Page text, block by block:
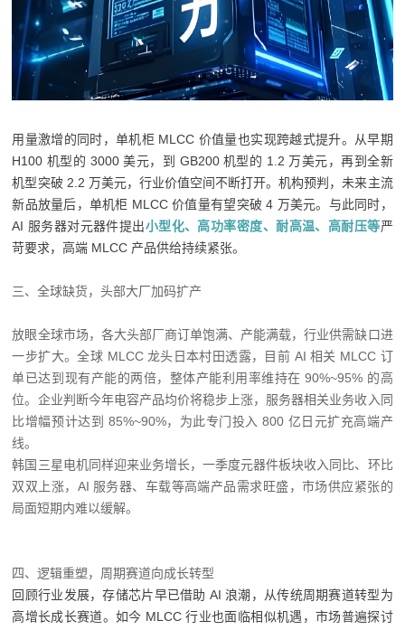
用量激增的同时，单机柜 MLCC 价值量也实现跨越式提升。从早期
H100 机型的 3000 美元，到 GB200 机型的 1.2 万美元，再到全新
机型突破 2.2 万美元，行业价值空间不断打开。机构预判，未来主流
新品放量后，单机柜 MLCC 价值量有望突破 4 万美元。与此同时，
AI 服务器对元器件提出小型化、高功率密度、耐高温、高耐压等严
苛要求，高端 MLCC 产品供给持续紧张。
三、全球缺货，头部大厂加码扩产
放眼全球市场，各大头部厂商订单饱满、产能满载，行业供需缺口进
一步扩大。全球 MLCC 龙头日本村田透露，目前 AI 相关 MLCC 订
单已达到现有产能的两倍，整体产能利用率维持在 90%~95% 的高
位。企业判断今年电容产品均价将稳步上涨，服务器相关业务收入同
比增幅预计达到 85%~90%，为此专门投入 800 亿日元扩充高端产
线。
韩国三星电机同样迎来业务增长，一季度元器件板块收入同比、环比
双双上涨，AI 服务器、车载等高端产品需求旺盛，市场供应紧张的
局面短期内难以缓解。
四、逻辑重塑，周期赛道向成长转型
回顾行业发展，存储芯片早已借助 AI 浪潮，从传统周期赛道转型为
高增长成长赛道。如今 MLCC 行业也面临相似机遇，市场普遍探讨